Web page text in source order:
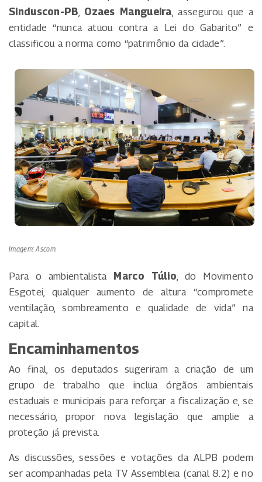
Sinduscon-PB, Ozaes Mangueira, assegurou que a
entidade “nunca atuou contra a Lei do Gabarito” e
classificou a norma como “patrimônio da cidade”.
Imagem: Ascom
Para o ambientalista Marco Túlio , do Movimento
Esgotei, qualquer aumento de altura “compromete
ventilação, sombreamento e qualidade de vida” na
capital.
Encaminhamentos
Ao final, os deputados sugeriram a criação de um
grupo de trabalho que inclua órgãos ambientais
estaduais e municipais para reforçar a fiscalização e, se
necessário, propor nova legislação que amplie a
proteção já prevista.
As discussões, sessões e votações da ALPB podem
ser acompanhadas pela TV Assembleia (canal 8.2) e no